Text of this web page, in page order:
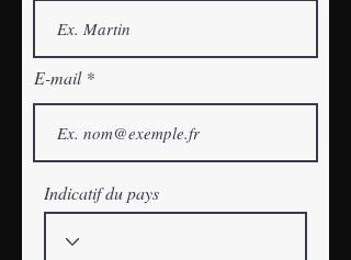
E-mail
Indicatif du pays